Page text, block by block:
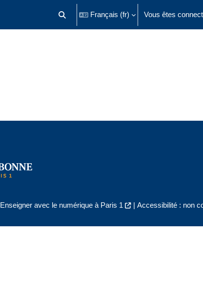
Activer/désactiver la saisie de recherche
Français ‎(fr)‎ Vous êtes
Enseigner avec le numérique à Paris 1 | Accessibilité : non